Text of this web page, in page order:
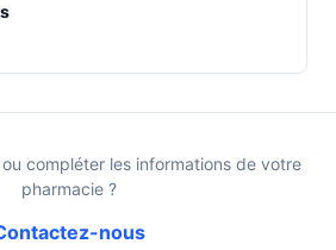
compléter les informations de votre
pharmacie ?
nous